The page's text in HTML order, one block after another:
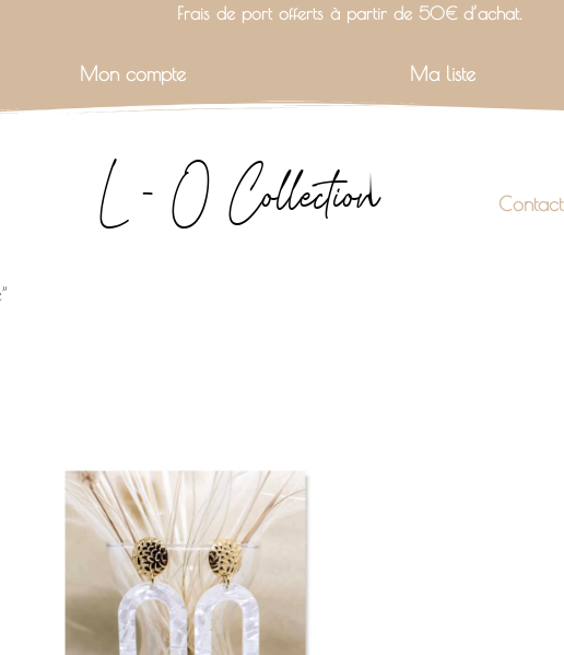
Frais de port offerts à partir de 50€ d’achat.
Mon compte Ma liste
L - O Collection Contact